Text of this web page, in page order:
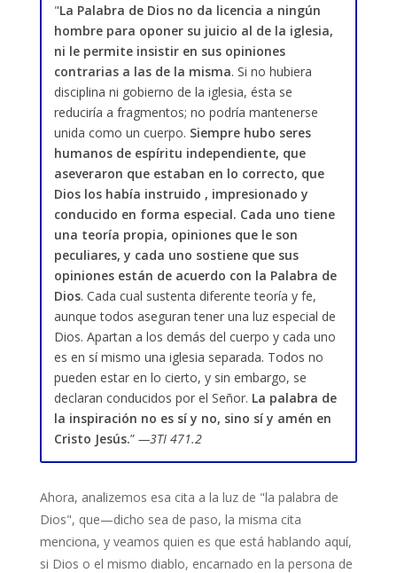
"La Palabra de Dios no da licencia a ningún
hombre para oponer su juicio al de la iglesia,
ni le permite insistir en sus opiniones
contrarias a las de la misma. Si no hubiera
disciplina ni gobierno de la iglesia, ésta se
reduciría a fragmentos; no podría mantenerse
unida como un cuerpo. Siempre hubo seres
humanos de espíritu independiente, que
aseveraron que estaban en lo correcto, que
Dios los había instruido , impresionado y
conducido en forma especial. Cada uno tiene
una teoría propia, opiniones que le son
peculiares, y cada uno sostiene que sus
opiniones están de acuerdo con la Palabra de
Dios. Cada cual sustenta diferente teoría y fe,
aunque todos aseguran tener una luz especial de
Dios. Apartan a los demás del cuerpo y cada uno
es en sí mismo una iglesia separada. Todos no
pueden estar en lo cierto, y sin embargo, se
declaran conducidos por el Señor. La palabra de
la inspiración no es sí y no, sino sí y amén en
Cristo Jesús.” —3TI 471.2
Ahora, analizemos esa cita a la luz de "la palabra de
Dios", que—dicho sea de paso, la misma cita
menciona, y veamos quien es que está hablando aquí,
si Dios o el mismo diablo, encarnado en la persona de